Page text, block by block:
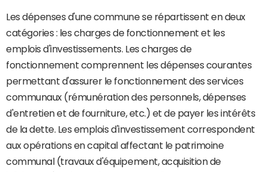
Les dépenses d'une commune se répartissent en deux
catégories : les charges de fonctionnement et les
emplois d'investissements. Les charges de
fonctionnement comprennent les dépenses courantes
permettant d'assurer le fonctionnement des services
communaux (rémunération des personnels, dépenses
d'entretien et de fourniture, etc.) et de payer les intérêts
de la dette. Les emplois d'investissement correspondent
aux opérations en capital affectant le patrimoine
communal (travaux d'équipement, acquisition de